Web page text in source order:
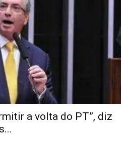
a volta do PT”, diz